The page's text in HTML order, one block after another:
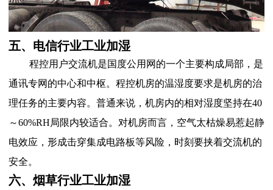
五、电信行业工业加湿
程控用户交流机是国度公用网的一个主要构成局部，是
通讯专网的中心和中枢。程控机房的温湿度要求是机房的治
理任务的主要内容。普通来说，机房内的相对湿度坚持在40
～60%RH局限内较适合。对机房而言，空气太枯燥易惹起静
电效应，形成击穿集成电路板等风险，时刻要挟着交流机的
安全。
六、烟草行业工业加湿